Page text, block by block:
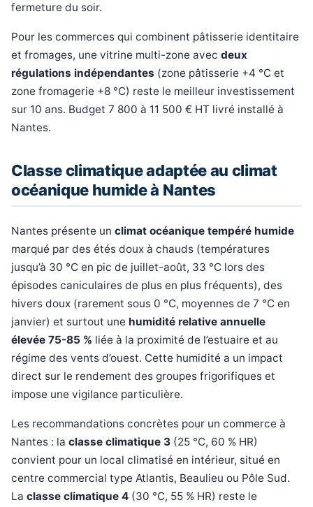
fermeture du soir.
Pour les commerces qui combinent pâtisserie identitaire
et fromages, une vitrine multi-zone avec deux
régulations indépendantes (zone pâtisserie +4 °C et
zone fromagerie +8 °C) reste le meilleur investissement
sur 10 ans. Budget 7 800 à 11 500 € HT livré installé à
Nantes.
Classe climatique adaptée au climat
océanique humide à Nantes
Nantes présente un climat océanique tempéré humide
marqué par des étés doux à chauds (températures
jusqu’à 30 °C en pic de juillet-août, 33 °C lors des
épisodes caniculaires de plus en plus fréquents), des
hivers doux (rarement sous 0 °C, moyennes de 7 °C en
janvier) et surtout une humidité relative annuelle
élevée 75-85 % liée à la proximité de l’estuaire et au
régime des vents d’ouest. Cette humidité a un impact
direct sur le rendement des groupes frigorifiques et
impose une vigilance particulière.
Les recommandations concrètes pour un commerce à
Nantes : la classe climatique 3 (25 °C, 60 % HR)
convient pour un local climatisé en intérieur, situé en
centre commercial type Atlantis, Beaulieu ou Pôle Sud.
La classe climatique 4 (30 °C, 55 % HR) reste le